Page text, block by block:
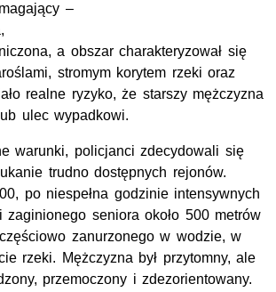
–
a obszar charakteryzował się
stromym korytem rzeki oraz
realne ryzyko, że starszy mężczyzna
ulec wypadkowi.
warunki, policjanci zdecydowali się
trudno dostępnych rejonów.
po niespełna godzinie intensywnych
zaginionego seniora około 500 metrów
zanurzonego w wodzie, w
rzeki. Mężczyzna był przytomny, ale
przemoczony i zdezorientowany.